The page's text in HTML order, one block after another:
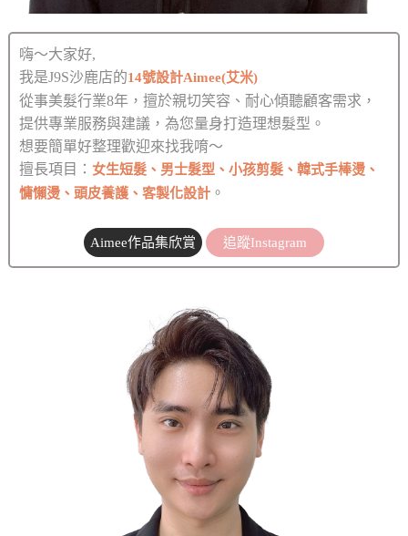
嗨～大家好,
我是J9S沙鹿店的14號設計Aimee(艾米)
從事美髮行業8年，擅於親切笑容、耐心傾聽顧客需求，
提供專業服務與建議，為您量身打造理想髮型。
想要簡單好整理歡迎來找我唷～
擅長項目： 女生短髮、男士髮型、小孩剪髮、韓式手棒燙、
慵懶燙、頭皮養護、客製化設計 。
Aimee作品集欣賞 追蹤Instagram